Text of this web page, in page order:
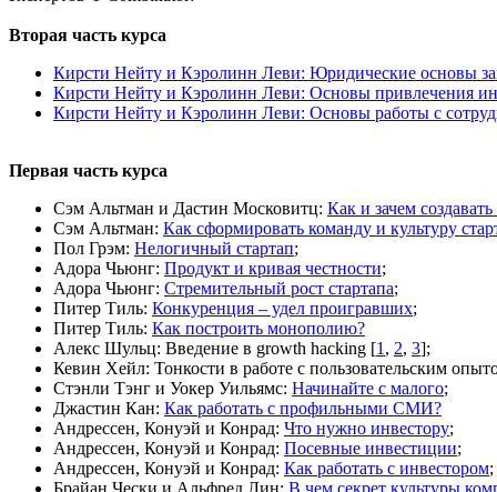
Вторая часть курса
Кирсти Нейту и Кэролинн Леви: Юридические основы
Кирсти Нейту и Кэролинн Леви: Основы привлечения
Кирсти Нейту и Кэролинн Леви: Основы работы с
Первая часть курса
Сэм Альтман и Дастин Московитц: Как и зачем создавать
Сэм Альтман: Как сформировать команду и культуру
Пол Грэм: Нелогичный стартап;
Адора Чьюнг: Продукт и кривая честности;
Адора Чьюнг: Стремительный рост стартапа;
Питер Тиль: Конкуренция – удел проигравших;
Питер Тиль: Как построить монополию?
Алекс Шульц: Введение в growth hacking [1 , 2, 3];
Кевин Хейл: Тонкости в работе с пользовательским
Стэнли Тэнг и Уокер Уильямс: Начинайте с малого;
Джастин Кан: Как работать с профильными СМИ?
Андрессен, Конуэй и Конрад: Что нужно инвестору;
Андрессен, Конуэй и Конрад: Посевные инвестиции;
Андрессен, Конуэй и Конрад: Как работать с инвестором;